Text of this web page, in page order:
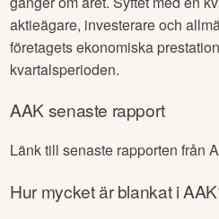
aktieägare, investerare och
företagets ekonomiska
kvartalsperioden.
AAKsenaste rapport
Länk till senaste rapporten från
Hur mycket är blankat iAAK